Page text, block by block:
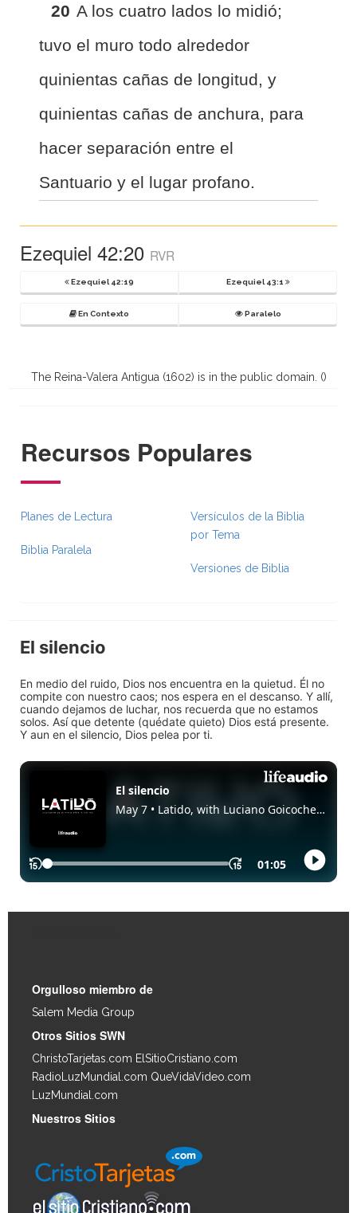
20 A los cuatro lados lo midió;
tuvo el muro todo alrededor
quinientas cañas de longitud, y
quinientas cañas de anchura, para
hacer separación entre el
Santuario y el lugar profano.
Ezequiel 42:20 RVR
Ezequiel 42:19 Ezequiel 43:1
En Contexto Paralelo
The Reina-Valera Antigua (1602) is in the public domain. ()
Recursos Populares
Planes de Lectura
Biblia Paralela
Versículos de la Biblia
por Tema
Versiones de Biblia
El silencio
En medio del ruido, Dios nos encuentra en la quietud. Él no
compite con nuestro caos; nos espera en el descanso. Y allí,
cuando dejamos de luchar, nos recuerda que no estamos
solos. Así que detente (quédate quieto) Dios está presente.
Y aun en el silencio, Dios pelea por ti.
Orgulloso miembro de
Salem Media Group
Otros Sitios SWN
ChristoTarjetas.com ElSitioCristiano.com
RadioLuzMundial.com QueVidaVideo.com
LuzMundial.com
Nuestros Sitios